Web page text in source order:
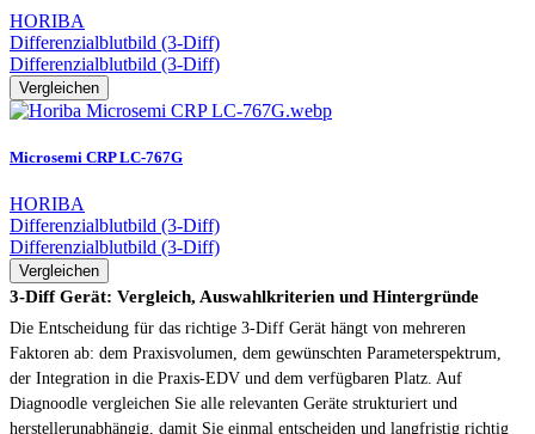
HORIBA
Differenzialblutbild (3-Diff)
Differenzialblutbild (3-Diff)
Vergleichen
Microsemi CRP LC-767G
HORIBA
Differenzialblutbild (3-Diff)
Differenzialblutbild (3-Diff)
Vergleichen
3-Diff Gerät: Vergleich, Auswahlkriterien und Hintergründe
Die Entscheidung für das richtige 3-Diff Gerät hängt von mehreren
Faktoren ab: dem Praxisvolumen, dem gewünschten Parameterspektrum,
der Integration in die Praxis-EDV und dem verfügbaren Platz. Auf
Diagnoodle vergleichen Sie alle relevanten Geräte strukturiert und
herstellerunabhängig, damit Sie einmal entscheiden und langfristig richtig